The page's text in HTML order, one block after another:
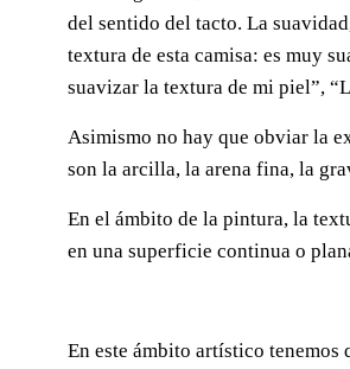
del sentido del tacto. La
textura de esta camisa: es muy
suavizar la textura de mi piel”,
Asimismo no hay que obviar la
son la arcilla, la arena fina, la
En el ámbito de la pintura, la
en una superficie continua o
En este ámbito artístico tenemos